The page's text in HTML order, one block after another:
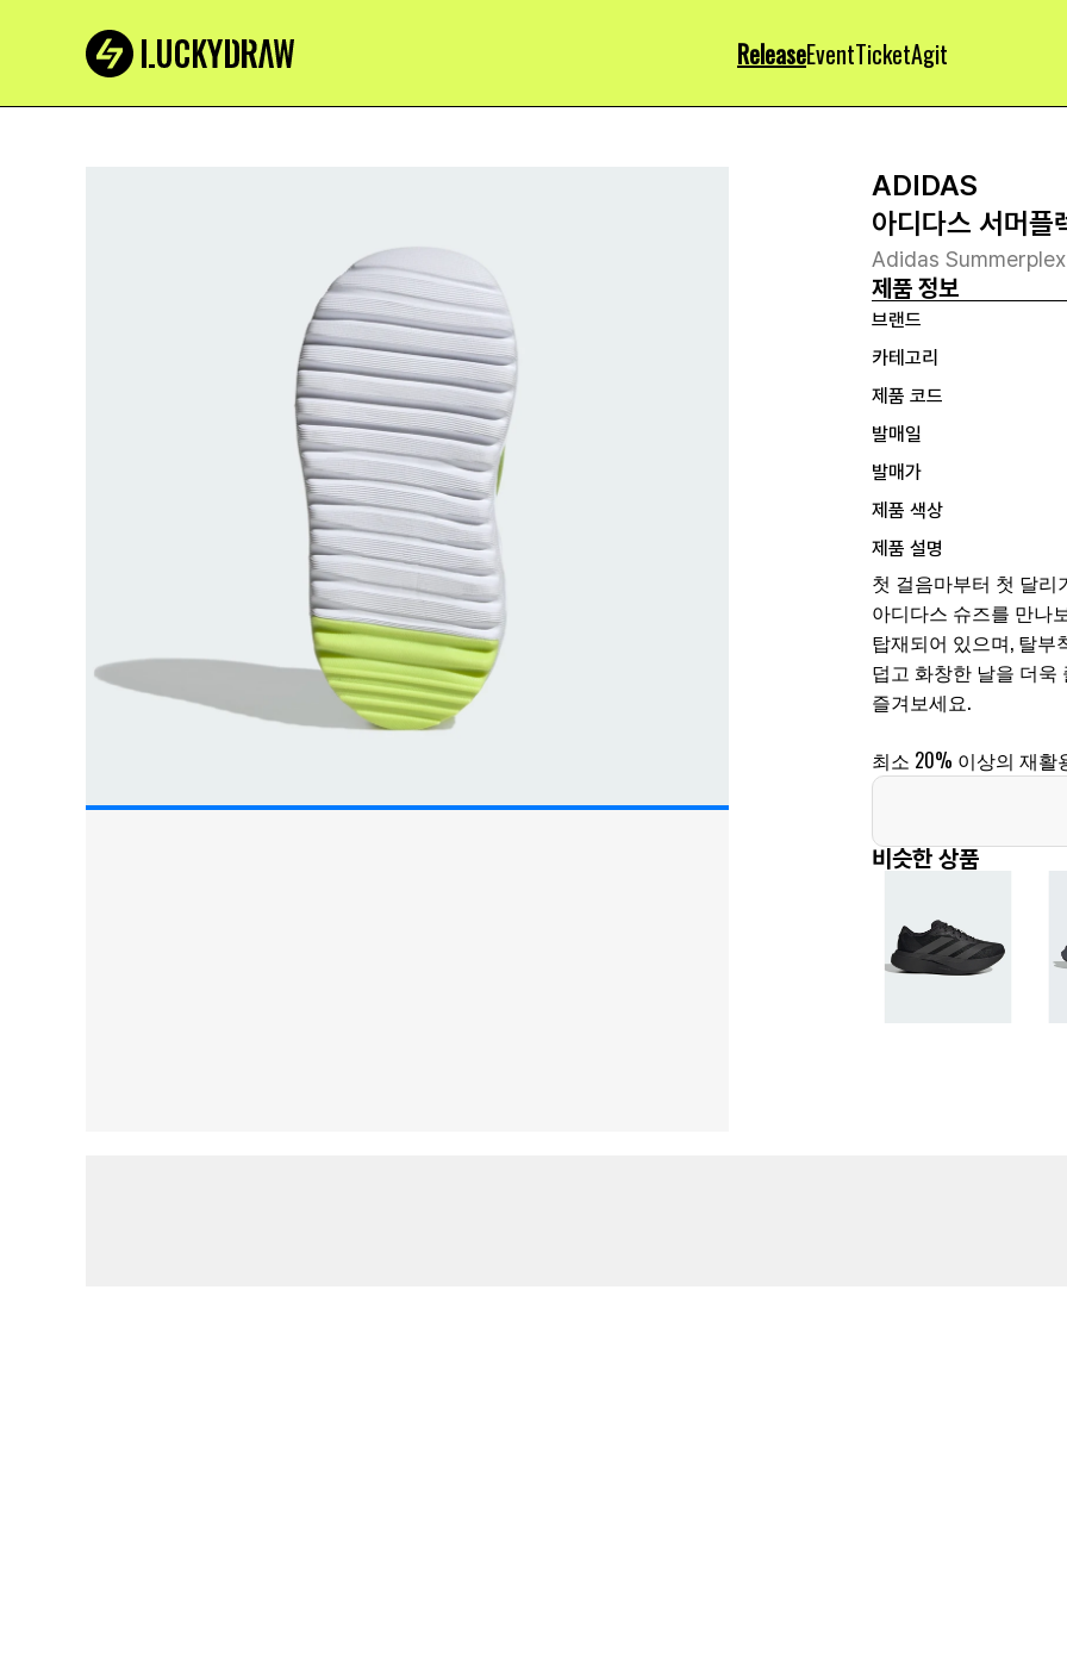
ReleaseEventTicketAgit
ADIDAS
아디다스 서머플
Adidas Summerplex
제품 정보
브랜드
카테고리
제품 코드
발매일
발매가
제품 색상
제품 설명
첫 걸음마부터 첫 달
아디다스 슈즈를 만나
탑재되어 있으며, 탈부
덥고 화창한 날을 더
즐겨보세요.
최소 20% 이상의 재활
비슷한 상품